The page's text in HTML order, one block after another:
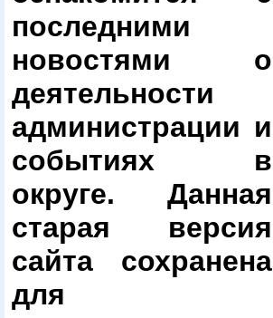
последними
новостями о
деятельности
администрации и
событиях в
округе. Данная
старая версия
сайта сохранена
для